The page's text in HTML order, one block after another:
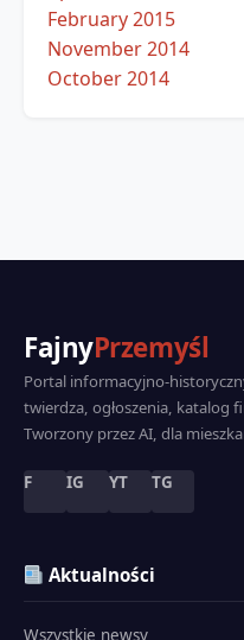
February 2015
November 2014
October 2014
FajnyPrzemyśl
Portal informacyjno-
twierdza, ogłoszenia, katalog
Tworzony przez AI, dla
F IG YT TG
Aktualności
Wszystkie newsy